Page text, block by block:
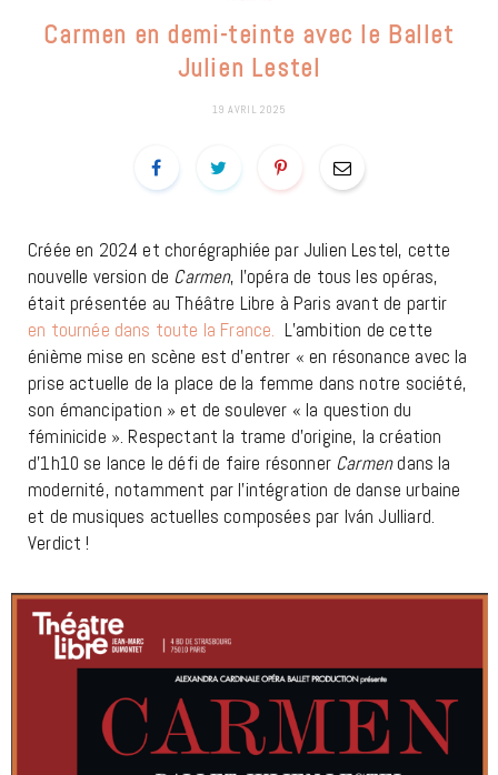
Carmen en demi-teinte avec le Ballet
Julien Lestel
19 AVRIL 2025
Créée en 2024 et chorégraphiée par Julien Lestel, cette
nouvelle version de Carmen, l’opéra de tous les opéras,
était présentée au Théâtre Libre à Paris avant de partir
en tournée dans toute la France. L’ambition de cette
énième mise en scène est d’entrer « en résonance avec la
prise actuelle de la place de la femme dans notre société,
son émancipation » et de soulever « la question du
féminicide ». Respectant la trame d’origine, la création
d’1h10 se lance le défi de faire résonner Carmendans la
modernité, notamment par l’intégration de danse urbaine
et de musiques actuelles composées par Iván Julliard.
Verdict !